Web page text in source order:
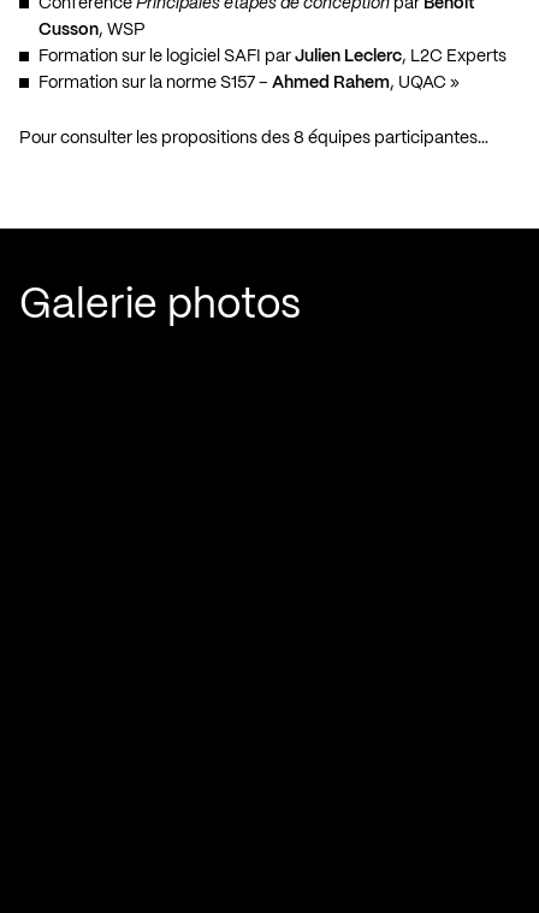
Cusson, WSP
Formation sur le logiciel SAFI par Julien Leclerc, L2C Experts
Formation sur la norme S157 – Ahmed Rahem, UQAC »
Pour consulter les propositions des 8 équipes participantes…
Galerie photos